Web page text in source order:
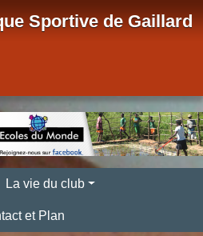
Sportive de Gaillard
La vie du club
et Plan